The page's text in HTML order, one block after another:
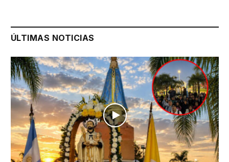
ÚLTIMAS NOTICIAS